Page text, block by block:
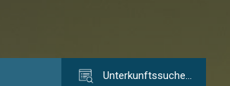
Unterkunftssuche…